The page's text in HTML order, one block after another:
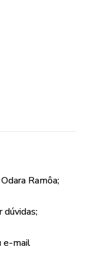
suporte
seus
e construa
apenas
últimas
Ramôa;
dúvidas;
e-mail